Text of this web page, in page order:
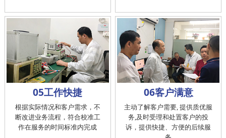
05工作快捷
根据实际情况和客户需求，不
断改进业务流程，符合校准工
作在服务的时间标准内完成
06客户满意
主动了解客户需要, 提供质优服
务,及时受理和处置客户的投
诉，提供快捷、方便的后续服